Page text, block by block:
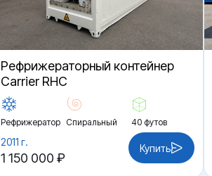
Рефрижераторный контейнер
Carrier RHC
Рефрижератор Спиральный 40 футов
2011 г.
1 150 000 ₽
Купить